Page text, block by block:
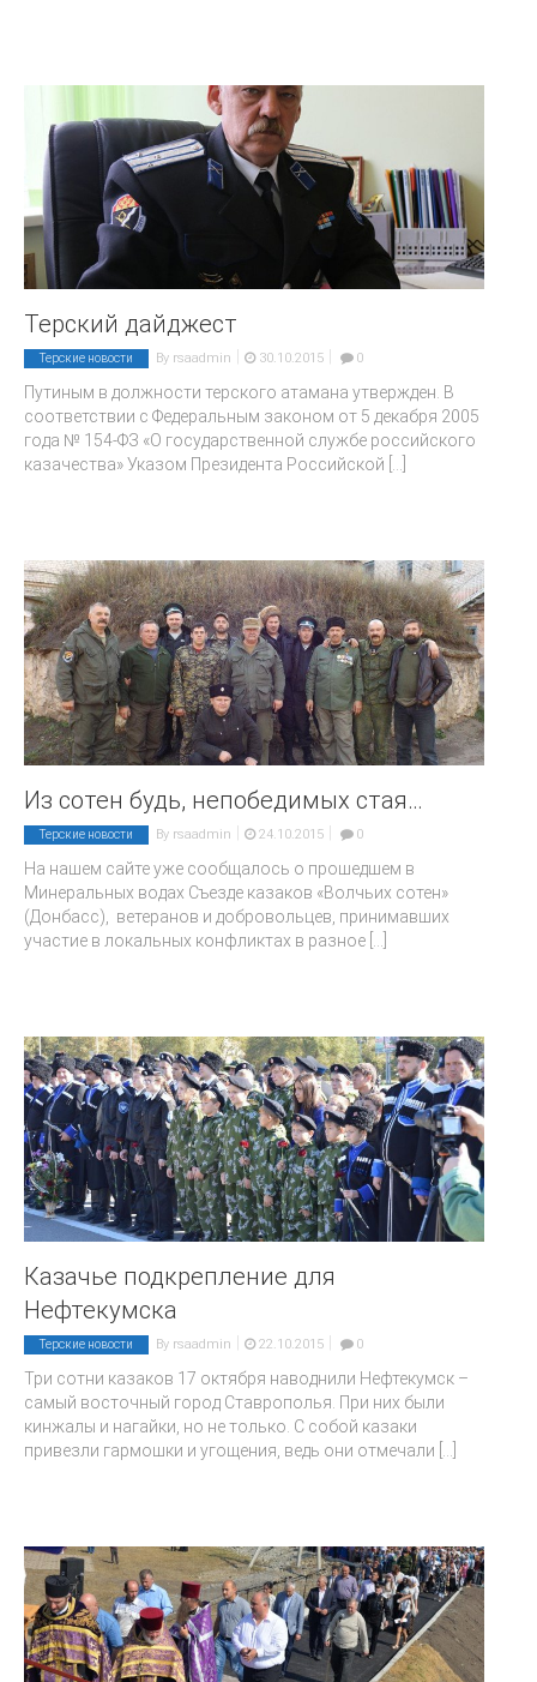
Терский дайджест
Терские новости By rsaadmin 30.10.2015 0
Путиным в должности терского атамана утвержден. В
соответствии с Федеральным законом от 5 декабря 2005
года № 154-ФЗ «О государственной службе российского
казачества» Указом Президента Российской [...]
Из сотен будь, непобедимых стая…
Терские новости By rsaadmin 24.10.2015 0
На нашем сайте уже сообщалось о прошедшем в
Минеральных водах Съезде казаков «Волчьих сотен»
(Донбасс), ветеранов и добровольцев, принимавших
участие в локальных конфликтах в разное
Казачье подкрепление для
Нефтекумска
Терские новости By rsaadmin 22.10.2015 0
Три сотни казаков 17 октября наводнили Нефтекумск –
самый восточный город Ставрополья. При них были
кинжалы и нагайки, но не только. С собой казаки
привезли гармошки и угощения, ведь они отмечали